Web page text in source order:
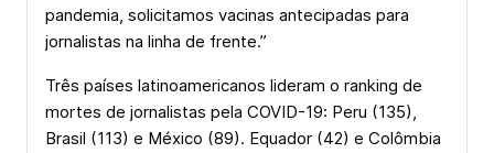
pandemia, solicitamos vacinas antecipadas para
jornalistas na linha de frente.”
Três países latinoamericanos lideram o ranking de
mortes de jornalistas pela COVID-19: Peru (135),
Brasil (113) e México (89). Equador (42) e Colômbia